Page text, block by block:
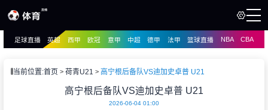
播
足球直播 英超 西甲 欧冠 意甲 中超 德甲 法甲 篮球直播 NBA CBA
当前位置:首页 荷青U21 高宁根后备队VS迪加史卓普 U21
高宁根后备队VS迪加史卓普 U21
2026-06-04 01:00